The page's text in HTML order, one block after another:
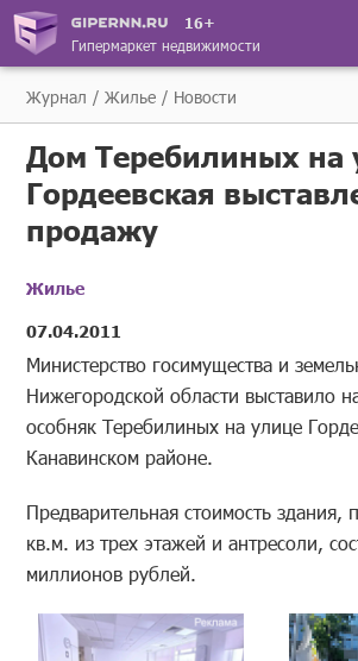
16+
Гипермаркет недвижимости
Журнал Жилье Новости
Дом Теребилиных на
Гордеевская
продажу
Жилье
07.04.2011
Министерство госимущества и
Нижегородской области выставило
особняк Теребилиных на улице
Канавинском районе.
Предварительная стоимость
кв.м. из трех этажей и антресоли,
миллионов рублей.